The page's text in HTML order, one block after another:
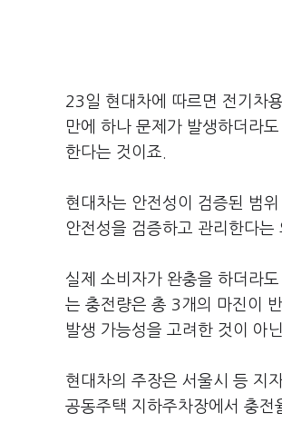
23일 현대차에 따르면 전기차
만에 하나 문제가 발생하더라
한다는 것이죠.
현대차는 안전성이 검증된 범
안전성을 검증하고 관리한다는
실제 소비자가 완충을 하더라
는 충전량은 총 3개의 마진이
발생 가능성을 고려한 것이 아
현대차의 주장은 서울시 등 지
공동주택 지하주차장에서 충